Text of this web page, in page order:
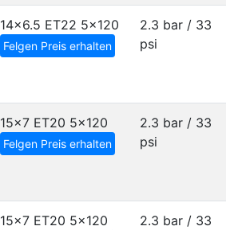
14x6.5 ET22 5x120
Felgen Preis erhalten
2.3 bar / 33
psi
15x7 ET20 5x120
Felgen Preis erhalten
2.3 bar / 33
psi
15x7 ET20 5x120
2.3 bar / 33